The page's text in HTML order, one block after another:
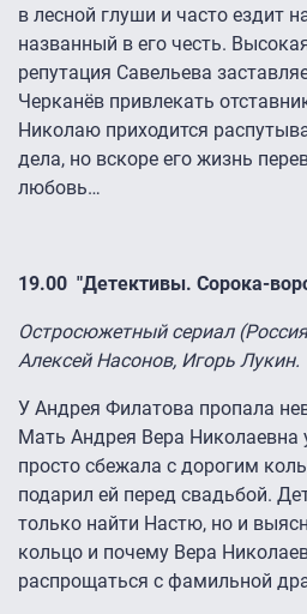
в лесной глуши и часто ездит
названный в его честь.
репутация Савельева
Черканёв привлекать
Николаю приходится
дела, но вскоре его жизнь
любовь…
19.00 "Детективы. Сорока-
Остросюжетный сериал
Алексей Насонов, Игорь Лукин.
У Андрея Филатова пропала
Мать Андрея Вера Николаевна
просто сбежала с дорогим
подарил ей перед свадьбой.
только найти Настю, но и
кольцо и почему Вера
распрощаться с фамильной